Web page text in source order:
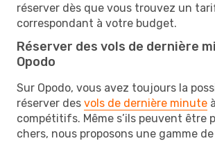
réserver dès que vous trouvez un
correspondant à votre budget.
Réserver des vols de dernière
Opodo
Sur Opodo, vous avez toujours la
réserver des vols de dernière minute
compétitifs. Même s’ils peuvent être
chers, nous proposons une gamme